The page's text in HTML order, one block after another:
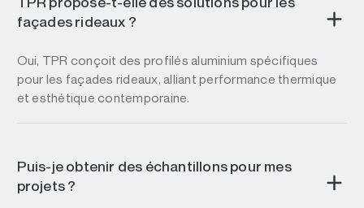
façades rideaux ?
Oui, TPR conçoit des profilés aluminium spécifiques
pour les façades rideaux, alliant performance thermique
et esthétique contemporaine.
Puis-je obtenir des échantillons pour mes
projets ?